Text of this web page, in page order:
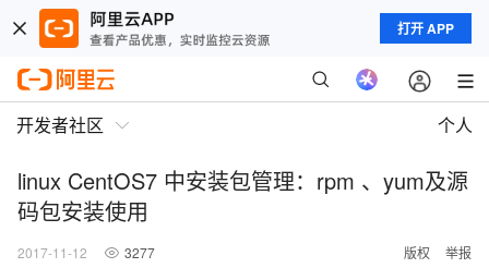
打开 APP
开发者社区 个人
linux CentOS7 中安装包管理：rpm 、yum及源
码包安装使用
2017-11-12 3277 版权 举报